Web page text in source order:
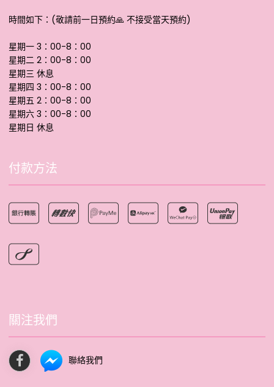
時間如下：(敬請前一日預約🙏 不接受當天預約)
星期一 3：00-8：00
星期二 2：00-8：00
星期三 休息
星期四 3：00-8：00
星期五 2：00-8：00
星期六 3：00-8：00
星期日 休息
付款方法
關注我們
聯絡我們